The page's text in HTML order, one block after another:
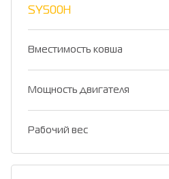
SY500H
Вместимость ковша
Мощность двигателя
Рабочий вес